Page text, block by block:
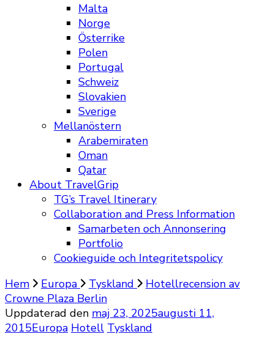
Malta
Norge
Österrike
Polen
Portugal
Schweiz
Slovakien
Sverige
Mellanöstern
Arabemiraten
Oman
Qatar
About TravelGrip
TG’s Travel Itinerary
Collaboration and Press Information
Samarbeten och Annonsering
Portfolio
Cookieguide och Integritetspolicy
Hem
Europa Tyskland
Hotellrecension av
Crowne Plaza Berlin
Uppdaterad den maj 23, 2025augusti 11,
2015Europa Hotell Tyskland